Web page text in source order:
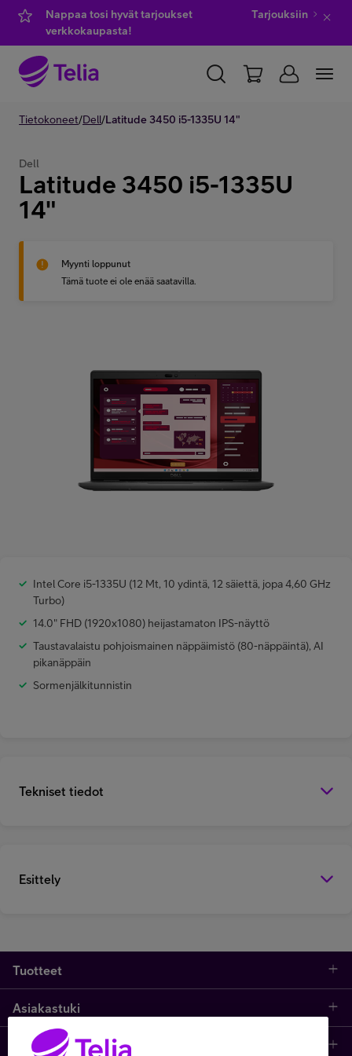
Nappaa tosi hyvät tarjoukset
verkkokaupasta!
Tarjouksiin
YKSITYISILLE YRITYKSILLE WHOLESALE
Kauppa
IT-palvelut
Minun Telia Yrityksille
SV
Tietokoneet/Dell/Latitude 3450 i5-1335U 14"
Dell
Latitude 3450 i5-1335U
14"
Myynti loppunut
Tämä tuote ei ole enää saatavilla.
Intel Core i5-1335U (12 Mt, 10 ydintä, 12 säiettä, jopa 4,60 GHz
Turbo)
14.0" FHD (1920x1080) heijastamaton IPS-näyttö
Taustavalaistu pohjoismainen näppäimistö (80-näppäintä), AI
pikanäppäin
Sormenjälkitunnistin
Tekniset tiedot
Esittely
Tuotteet
Kauppa
IT-palvelut
Asiakastuki
Etusivu
Opi ja inspiroidu